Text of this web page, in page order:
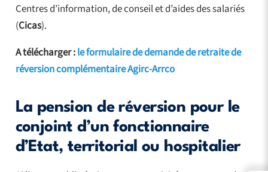
Centres d’information, de conseil et d’aides des salariés
(Cicas).
A télécharger :le formulaire de demande de retraite de
réversion complémentaire Agirc-Arrco
La pension de réversion pour le
conjoint d’un fonctionnaire
d’Etat, territorial ou hospitalier